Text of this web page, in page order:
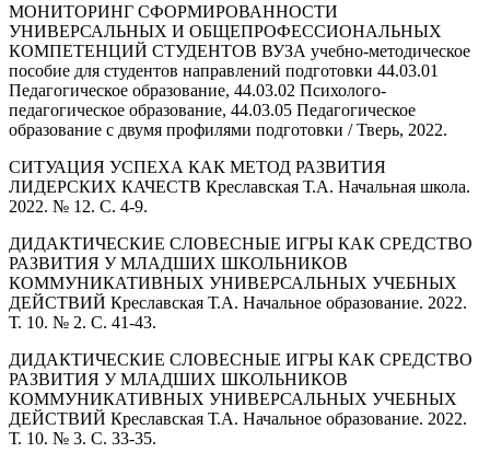
МОНИТОРИНГ СФОРМИРОВАННОСТИ
УНИВЕРСАЛЬНЫХ И ОБЩЕПРОФЕССИОНАЛЬНЫХ
КОМПЕТЕНЦИЙ СТУДЕНТОВ ВУЗА учебно-методическое
пособие для студентов направлений подготовки 44.03.01
Педагогическое образование, 44.03.02 Психолого-
педагогическое образование, 44.03.05 Педагогическое
образование с двумя профилями подготовки / Тверь, 2022.
СИТУАЦИЯ УСПЕХА КАК МЕТОД РАЗВИТИЯ
ЛИДЕРСКИХ КАЧЕСТВ Креславская Т.А. Начальная школа.
2022. № 12. С. 4-9.
ДИДАКТИЧЕСКИЕ СЛОВЕСНЫЕ ИГРЫ КАК СРЕДСТВО
РАЗВИТИЯ У МЛАДШИХ ШКОЛЬНИКОВ
КОММУНИКАТИВНЫХ УНИВЕРСАЛЬНЫХ УЧЕБНЫХ
ДЕЙСТВИЙ Креславская Т.А. Начальное образование. 2022.
Т. 10. № 2. С. 41-43.
ДИДАКТИЧЕСКИЕ СЛОВЕСНЫЕ ИГРЫ КАК СРЕДСТВО
РАЗВИТИЯ У МЛАДШИХ ШКОЛЬНИКОВ
КОММУНИКАТИВНЫХ УНИВЕРСАЛЬНЫХ УЧЕБНЫХ
ДЕЙСТВИЙ Креславская Т.А. Начальное образование. 2022.
Т. 10. № 3. С. 33-35.